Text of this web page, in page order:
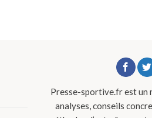
Presse-sportive.fr est un
analyses, conseils